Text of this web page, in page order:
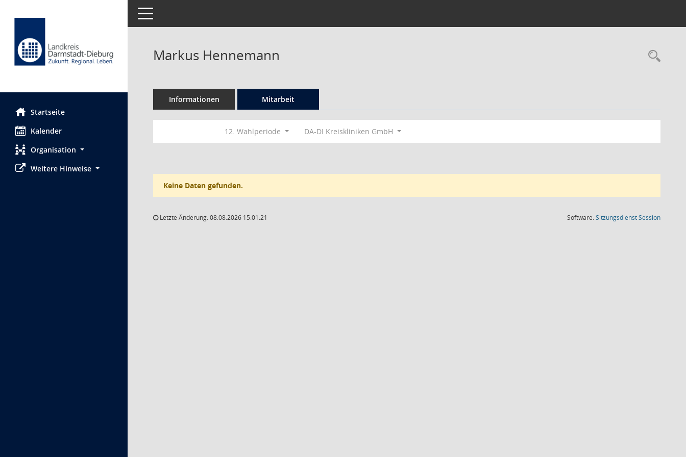
Startseite
Kalender
Organisation
Weitere Hinweise
Toggle navigation
Markus Hennemann
Informationen Mitarbeit
12. Wahlperiode DA-DI Kreiskliniken GmbH
Keine Daten gefunden.
Letzte Änderung: 08.08.2026 15:01:21 Software:SitzungsdienstSession(Wird in